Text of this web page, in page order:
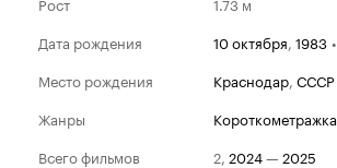
Дата рождения
10 октября, 1983 •
Место рождения
Краснодар, СССР
Жанры
короткометражка
Всего фильмов
2, 2024— 2025